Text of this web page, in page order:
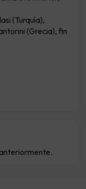
(Turquía),
(Grecia), fin